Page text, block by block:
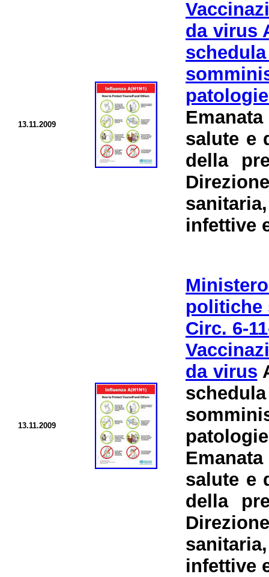
13.11.2009
da virus
salute e
della
infettive
13.11.2009
politiche
Circ. 6-
da virus
salute e
della
infettive